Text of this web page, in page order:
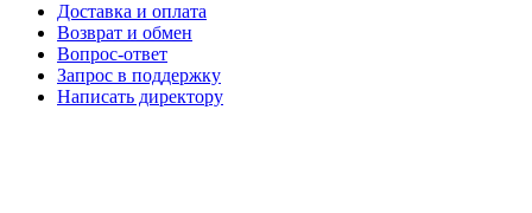
Доставка и оплата
Возврат и обмен
Вопрос-ответ
Запрос в поддержку
Написать директору